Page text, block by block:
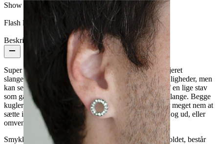
Show pair option: Ja
Flash label: 3 for 2
Beskrivelse
Super flot og lidt frækt brystskjold med et meget detaljeret
slangemotiv. Denne
brystpiercing er især til særlige lejligheder, men
kan selvfølgelig også bruges permanent. Den består af en lige stav
som går gennem brystvorten, der så omkranses af en slange. Begge
kugler kan skrues af piercingsmykket og den er derfor meget nem at
sætte i sin Brystpiercing, hvad enten det gøres indefra og ud, eller
omvendt.
Smykket er lavet af kirurgisk stål og selve ringen i skjoldet, består